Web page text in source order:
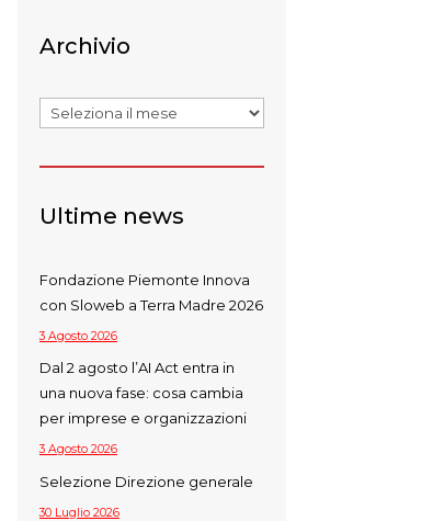
Archivio
Archivi
Ultime news
Fondazione Piemonte Innova
con Sloweb a Terra Madre 2026
3 Agosto 2026
Dal 2 agosto l’AI Act entra in
una nuova fase: cosa cambia
per imprese e organizzazioni
3 Agosto 2026
Selezione Direzione generale
30 Luglio 2026